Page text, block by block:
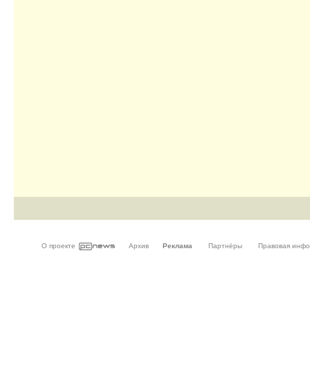
О проекте Архив Реклама Партнёры Правовая